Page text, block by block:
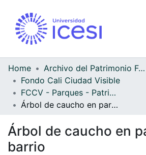
Home
Archivo del Patrimonio Fotográfico y Fílmico del Valle del Cauca
Fondo Cali Ciudad Visible
FCCV - Parques - Patrimonial
Árbol de caucho en parque de barrio
Árbol de caucho en
barrio